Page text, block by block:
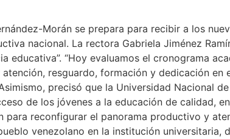
Morán se prepara para recibir a los
nacional. La rectora Gabriela Jiménez
educativa”. “Hoy evaluamos el cronograma
resguardo, formación y dedicación
precisó que la Universidad Nacional
de los jóvenes a la educación de calidad,
reconfigurar el panorama productivo y
venezolano en la institución universitaria,